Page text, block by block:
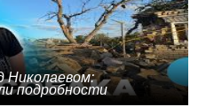
Николаевом:
подробности